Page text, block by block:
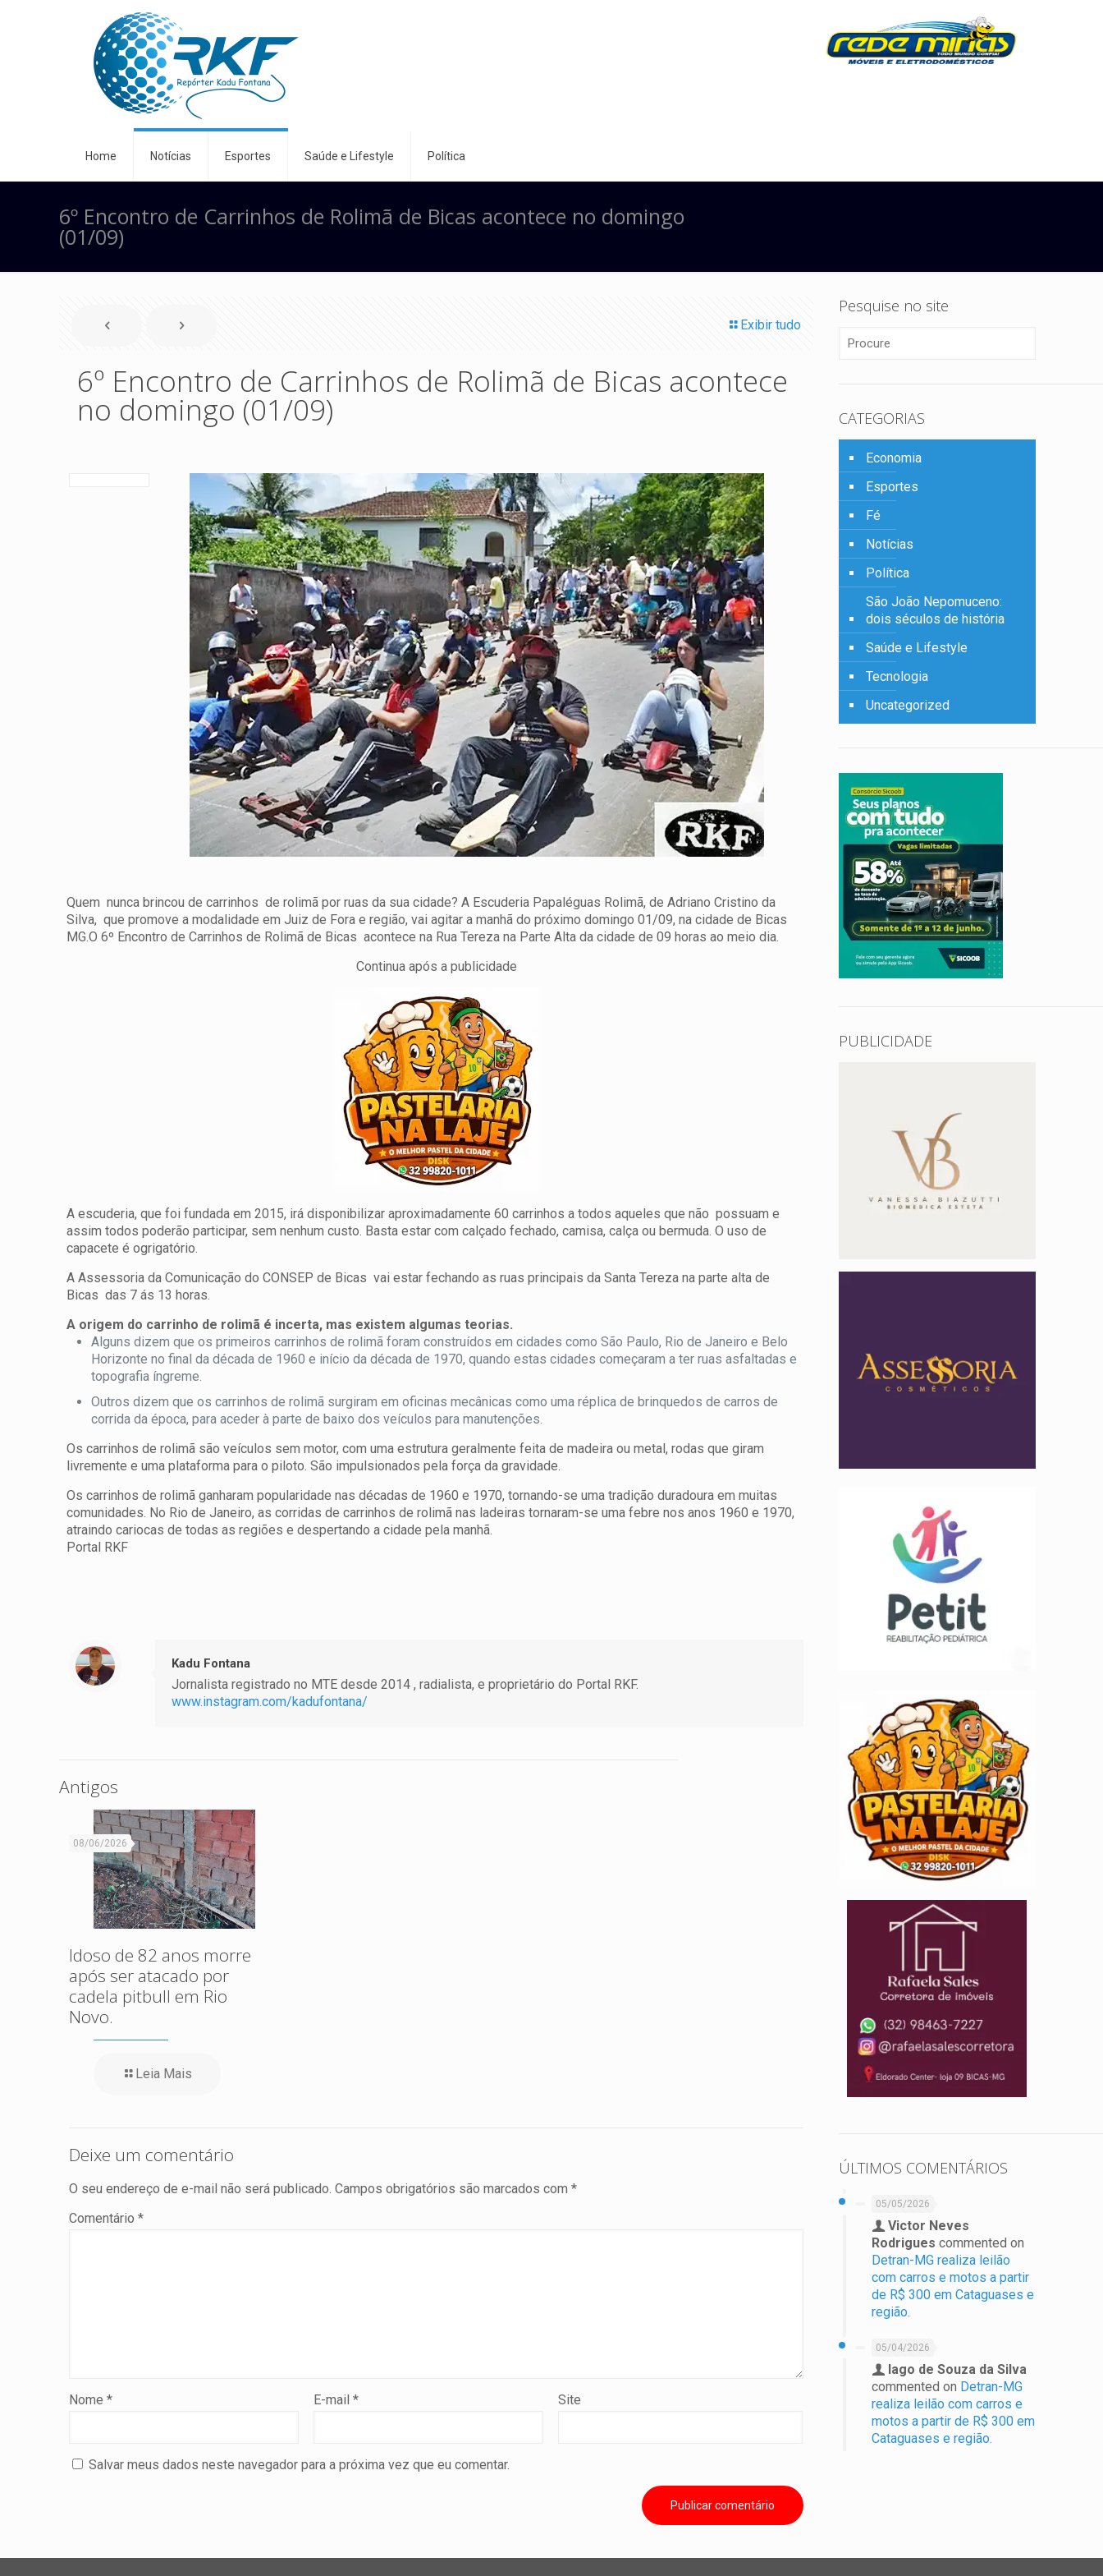
Home Notícias Esportes Saúde e Lifestyle Política
6º Encontro de Carrinhos de Rolimã de Bicas acontece no domingo
(01/09)
Exibir tudo
6º Encontro de Carrinhos de Rolimã de Bicas acontece
no domingo (01/09)
Quem nunca brincou de carrinhos de rolimã por ruas da sua cidade? A Escuderia Papaléguas Rolimã, de Adriano Cristino da
Silva, que promove a modalidade em Juiz de Fora e região, vai agitar a manhã do próximo domingo 01/09, na cidade de Bicas
MG.O 6º Encontro de Carrinhos de Rolimã de Bicas acontece na Rua Tereza na Parte Alta da cidade de 09 horas ao meio dia.
Continua após a publicidade
A escuderia, que foi fundada em 2015, irá disponibilizar aproximadamente 60 carrinhos a todos aqueles que não possuam e
assim todos poderão participar, sem nenhum custo. Basta estar com calçado fechado, camisa, calça ou bermuda. O uso de
capacete é ogrigatório.
A Assessoria da Comunicação do CONSEP de Bicas vai estar fechando as ruas principais da Santa Tereza na parte alta de
Bicas das 7 ás 13 horas.
A origem do carrinho de rolimã é incerta, mas existem algumas teorias.
Alguns dizem que os primeiros carrinhos de rolimã foram construídos em cidades como São Paulo, Rio de Janeiro e Belo
Horizonte no final da década de 1960 e início da década de 1970, quando estas cidades começaram a ter ruas asfaltadas e
topografia íngreme.
Outros dizem que os carrinhos de rolimã surgiram em oficinas mecânicas como uma réplica de brinquedos de carros de
corrida da época, para aceder à parte de baixo dos veículos para manutenções.
Os carrinhos de rolimã são veículos sem motor, com uma estrutura geralmente feita de madeira ou metal, rodas que giram
livremente e uma plataforma para o piloto. São impulsionados pela força da gravidade.
Os carrinhos de rolimã ganharam popularidade nas décadas de 1960 e 1970, tornando-se uma tradição duradoura em muitas
comunidades. No Rio de Janeiro, as corridas de carrinhos de rolimã nas ladeiras tornaram-se uma febre nos anos 1960 e 1970,
atraindo cariocas de todas as regiões e despertando a cidade pela manhã.
Portal RKF
Kadu Fontana
Jornalista registrado no MTE desde 2014 , radialista, e proprietário do Portal RKF.
www.instagram.com/kadufontana/
Antigos
08/06/2026
Idoso de 82 anos morre
após ser atacado por
cadela pitbull em Rio
Novo.
Leia Mais
Deixe um comentário
O seu endereço de e-mail não será publicado. Campos obrigatórios são marcados com *
Comentário *
Nome * E-mail* Site
Salvar meus dados neste navegador para a próxima vez que eu comentar.
Pesquise no site
CATEGORIAS
Economia
Esportes
Fé
Notícias
Política
São João Nepomuceno:
dois séculos de história
Saúde e Lifestyle
Tecnologia
Uncategorized
PUBLICIDADE
ÚLTIMOS COMENTÁRIOS
05/05/2026
Victor Neves
Rodrigues commented on
Detran-MG realiza leilão
com carros e motos a partir
de R$ 300 em Cataguases e
região.
05/04/2026
Iago de Souza da Silva
commented on Detran-MG
realiza leilão com carros e
motos a partir de R$ 300 em
Cataguases e região.